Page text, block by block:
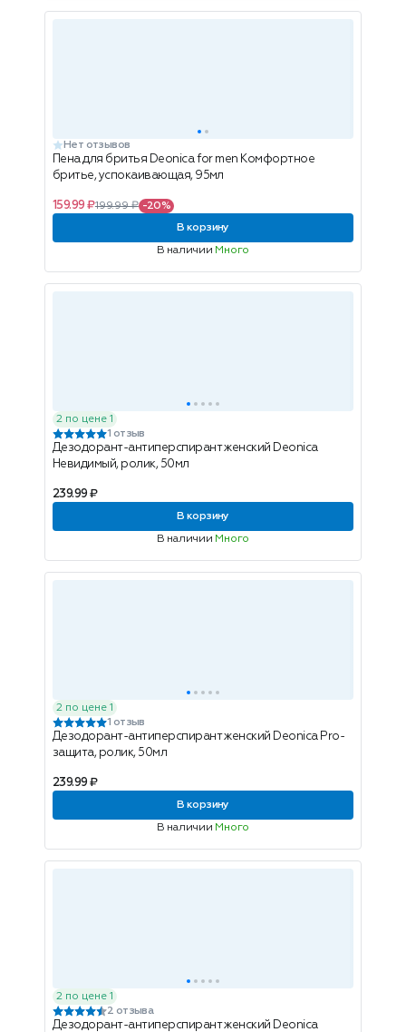
Нет отзывов
Пена для бритья Deonica for men Комфортное
бритье, успокаивающая, 95мл
159.99 ₽199.99 ₽ -20%
В корзину
В наличии Много
2 по цене 1
1 отзыв
Дезодорант-антиперспирант женский Deonica
Невидимый, ролик, 50мл
239.99 ₽
В корзину
В наличии Много
2 по цене 1
1 отзыв
Дезодорант-антиперспирант женский Deonica Pro-
защита, ролик, 50мл
239.99 ₽
В корзину
В наличии Много
2 по цене 1
2 отзыва
Дезодорант-антиперспирант женский Deonica